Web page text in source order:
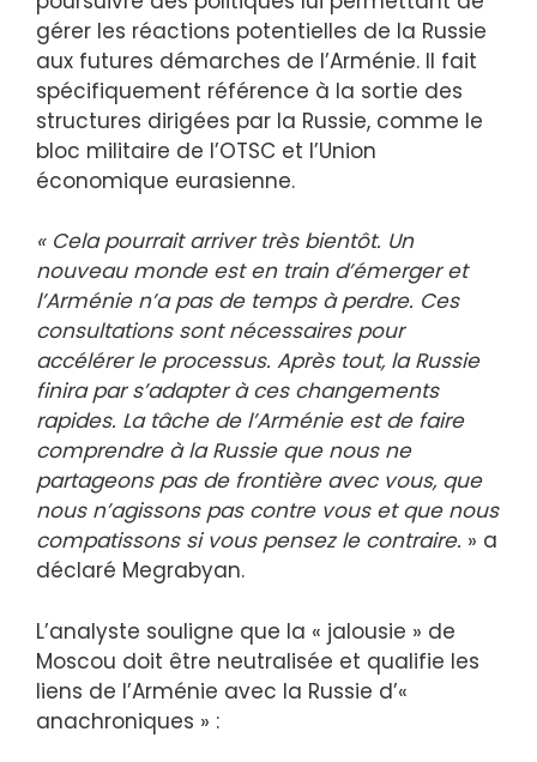
gérer les réactions potentielles de la Russie
aux futures démarches de l’Arménie. Il fait
spécifiquement référence à la sortie des
structures dirigées par la Russie, comme le
bloc militaire de l’OTSC et l’Union
économique eurasienne.
« Cela pourrait arriver très bientôt. Un
nouveau monde est en train d’émerger et
l’Arménie n’a pas de temps à perdre. Ces
consultations sont nécessaires pour
accélérer le processus. Après tout, la Russie
finira par s’adapter à ces changements
rapides. La tâche de l’Arménie est de faire
comprendre à la Russie que nous ne
partageons pas de frontière avec vous, que
nous n’agissons pas contre vous et que nous
compatissons si vous pensez le contraire. » a
déclaré Megrabyan.
L’analyste souligne que la « jalousie » de
Moscou doit être neutralisée et qualifie les
liens de l’Arménie avec la Russie d’«
anachroniques » :